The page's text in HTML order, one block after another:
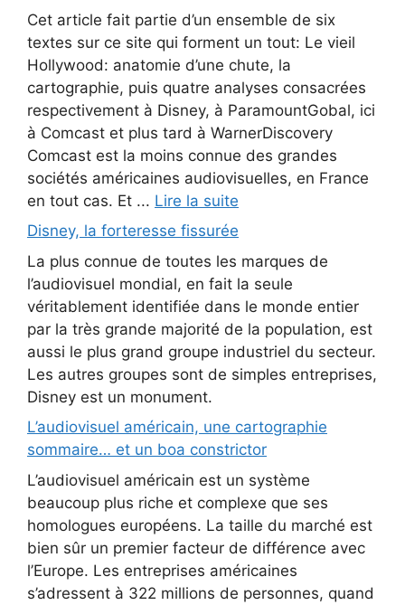
Cet article fait partie d’un ensemble de six
textes sur ce site qui forment un tout: Le vieil
Hollywood: anatomie d’une chute, la
cartographie, puis quatre analyses consacrées
respectivement à Disney, à ParamountGobal, ici
à Comcast et plus tard à WarnerDiscovery
Comcast est la moins connue des grandes
sociétés américaines audiovisuelles, en France
en tout cas. Et ... Lire la suite
Disney, la forteresse fissurée
La plus connue de toutes les marques de
l’audiovisuel mondial, en fait la seule
véritablement identifiée dans le monde entier
par la très grande majorité de la population, est
aussi le plus grand groupe industriel du secteur.
Les autres groupes sont de simples entreprises,
Disney est un monument.
L’audiovisuel américain, une cartographie
sommaire… et un boa constrictor
L’audiovisuel américain est un système
beaucoup plus riche et complexe que ses
homologues européens. La taille du marché est
bien sûr un premier facteur de différence avec
l’Europe. Les entreprises américaines
s’adressent à 322 millions de personnes, quand